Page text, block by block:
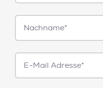
Nachname*
E-
Mail*